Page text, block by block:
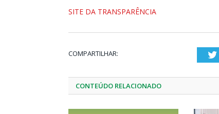
SITE DA TRANSPARÊNCIA
COMPARTILHAR:
CONTEÚDO RELACIONADO